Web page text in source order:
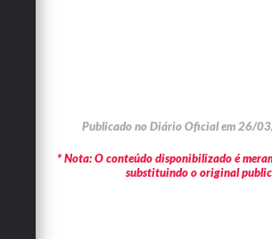
Publicado no Diário Oficial em 26/
* Nota: O conteúdo disponibilizado é
substituindo o original